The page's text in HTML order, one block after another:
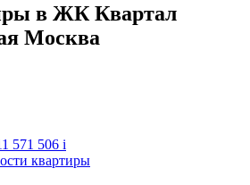
в ЖК Квартал
Москва
571 506 i
квартиры